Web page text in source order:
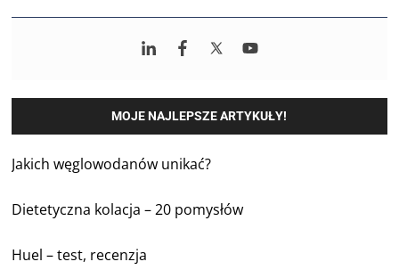
MOJE NAJLEPSZE ARTYKUŁY!
Jakich węglowodanów unikać?
Dietetyczna kolacja – 20 pomysłów
Huel – test, recenzja